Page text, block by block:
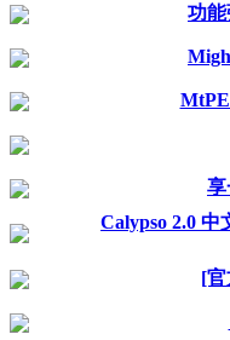
功
享
Calypso 2.0
[